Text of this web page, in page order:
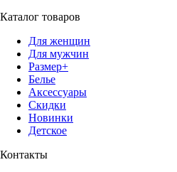
Каталог товаров
Для женщин
Для мужчин
Размер+
Белье
Аксессуары
Скидки
Новинки
Детское
Контакты